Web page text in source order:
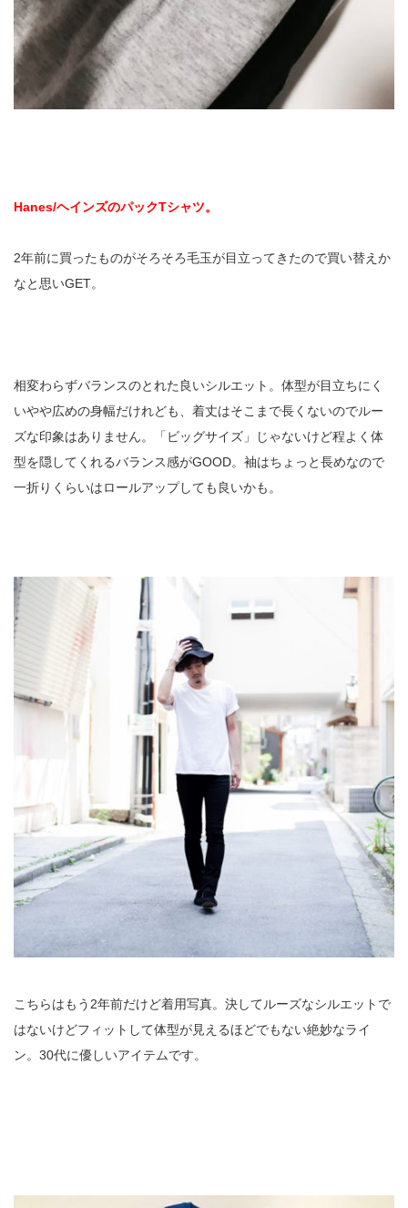
Hanes/ヘインズのパックTシャツ。
2年前に買ったものがそろそろ毛玉が目立ってきたので買い替えか
なと思いGET。
相変わらずバランスのとれた良いシルエット。体型が目立ちにく
いやや広めの身幅だけれども、着丈はそこまで長くないのでルー
ズな印象はありません。「ビッグサイズ」じゃないけど程よく体
型を隠してくれるバランス感がGOOD。袖はちょっと長めなので
一折りくらいはロールアップしても良いかも。
こちらはもう2年前だけど着用写真。決してルーズなシルエットで
はないけどフィットして体型が見えるほどでもない絶妙なライ
ン。30代に優しいアイテムです。